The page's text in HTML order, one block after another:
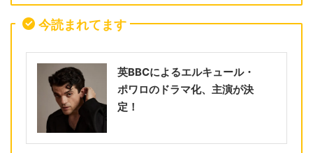
今読まれてます
英BBCによるエルキュール・
ポワロのドラマ化、主演が決
定！